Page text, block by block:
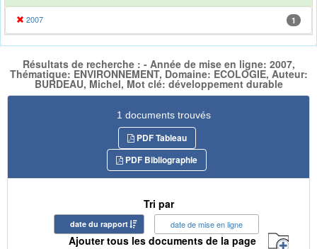
2007 1
Résultats de recherche : - Année de mise en ligne: 2007,
Thématique: ENVIRONNEMENT, Domaine: ECOLOGIE, Auteur:
BURDEAU, Michel, Mot clé: développement durable
1 documents trouvés
PDF Tableau
PDF Bibliographie
Tri par
date du rapport date de mise en ligne
Ajouter tous les documents de la page